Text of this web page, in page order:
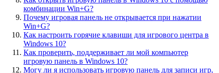
комбинации Win+G?
Почему игровая панель не открывается при нажатии
Win+G?
Как настроить горячие клавиши для игрового центра в
Windows 10?
Как проверить, поддерживает ли мой компьютер
игровую панель в Windows 10?
Могу ли я использовать игровую панель для записи игр,